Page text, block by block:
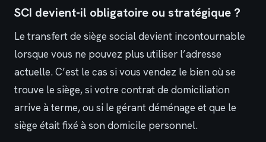
SCI devient-il obligatoire ou stratégique ?
Le transfert de siège social devient incontournable
lorsque vous ne pouvez plus utiliser l’adresse
actuelle. C’est le cas si vous vendez le bien où se
trouve le siège, si votre contrat de domiciliation
arrive à terme, ou si le gérant déménage et que le
siège était fixé à son domicile personnel.